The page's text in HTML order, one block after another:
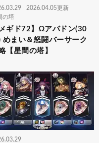
2026.04.05更新
の塔
メギド72】Ωアバドン(30
めまい＆怒闘バーサーク
【星間の塔】